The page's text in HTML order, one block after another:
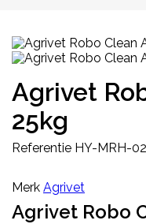
Agrivet
25kg
Referentie HY-MRH-
Merk Agrivet
Agrivet Robo